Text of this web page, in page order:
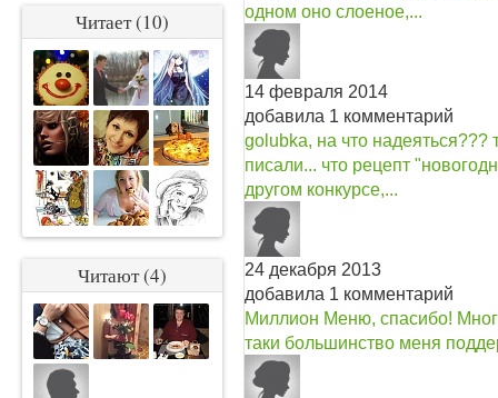
Читает (10)
Читают (4)
одном оно слоеное,...
14 февраля 2014
добавила 1 комментарий
golubka, на что надеяться???
писали... что рецепт
другом конкурсе,...
24 декабря 2013
добавила 1 комментарий
Миллион Меню, спасибо!
таки большинство меня